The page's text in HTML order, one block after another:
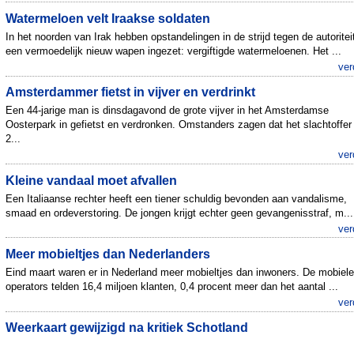
Watermeloen velt Iraakse soldaten
In het noorden van Irak hebben opstandelingen in de strijd tegen de
een vermoedelijk nieuw wapen ingezet: vergiftigde watermeloenen. Het ...
Amsterdammer fietst in vijver en verdrinkt
Een 44-jarige man is dinsdagavond de grote vijver in het Amsterdamse
Oosterpark in gefietst en verdronken. Omstanders zagen dat het slachtoffer
2...
Kleine vandaal moet afvallen
Een Italiaanse rechter heeft een tiener schuldig bevonden aan vandalisme,
smaad en ordeverstoring. De jongen krijgt echter geen gevangenisstraf, m...
Meer mobieltjes dan Nederlanders
Eind maart waren er in Nederland meer mobieltjes dan inwoners. De mobiele
operators telden 16,4 miljoen klanten, 0,4 procent meer dan het aantal ...
Weerkaart gewijzigd na kritiek Schotland